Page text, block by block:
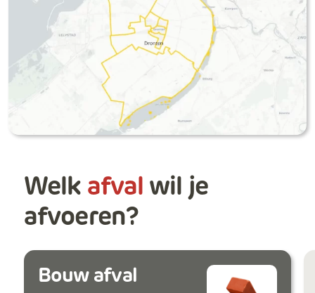
Welk afval wil je
afvoeren?
Bouw afval